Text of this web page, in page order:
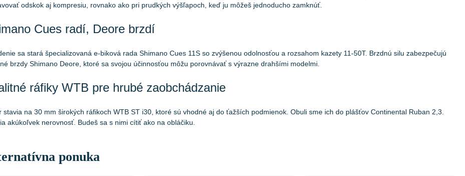
odskok aj kompresiu, rovnako ako pri prudkých výšľapoch, keď ju môžeš jednoducho zamknúť.
Cues radí, Deore brzdí
sa stará špecializovaná e-biková rada Shimano Cues 11S so zvýšenou odolnosťou a rozsahom kazety 11-50T. Brzdnú silu zabezpečujú
brzdy Shimano Deore, ktoré sa svojou účinnosťou môžu porovnávať s výrazne drahšími modelmi.
ráfiky WTB pre hrubé zaobchádzanie
stavia na 30 mm širokých ráfikoch WTB ST i30, ktoré sú vhodné aj do ťažších podmienok. Obuli sme ich do plášťov Continental Ruban 2,3.
akúkoľvek nerovnosť. Budeš sa s nimi cítiť ako na obláčiku.
ponuka